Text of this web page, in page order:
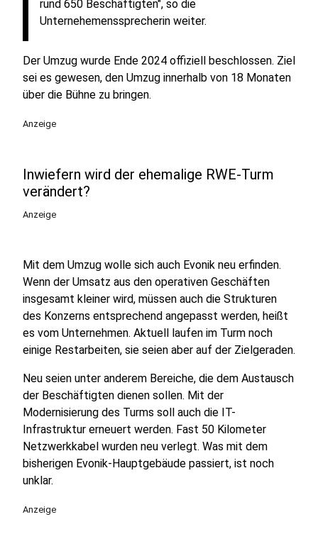
rund 650 Beschäftigten", so die
Unternehemenssprecherin weiter.
Der Umzug wurde Ende 2024 offiziell beschlossen. Ziel
sei es gewesen, den Umzug innerhalb von 18 Monaten
über die Bühne zu bringen.
Anzeige
Inwiefern wird der ehemalige RWE-Turm
verändert?
Anzeige
Mit dem Umzug wolle sich auch Evonik neu erfinden.
Wenn der Umsatz aus den operativen Geschäften
insgesamt kleiner wird, müssen auch die Strukturen
des Konzerns entsprechend angepasst werden, heißt
es vom Unternehmen. Aktuell laufen im Turm noch
einige Restarbeiten, sie seien aber auf der Zielgeraden.
Neu seien unter anderem Bereiche, die dem Austausch
der Beschäftigten dienen sollen. Mit der
Modernisierung des Turms soll auch die IT-
Infrastruktur erneuert werden. Fast 50 Kilometer
Netzwerkkabel wurden neu verlegt. Was mit dem
bisherigen Evonik-Hauptgebäude passiert, ist noch
unklar.
Anzeige